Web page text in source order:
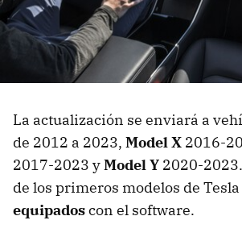
La actualización se enviará a
de 2012 a 2023, Model X 2016-
2017-2023 yModel Y 2020-
de los primeros modelos de Tesla
equipadoscon el software.